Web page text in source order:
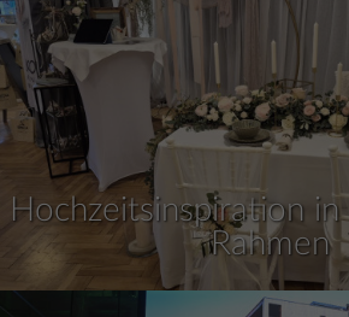
Hochzeitsinspiration
Rahmen